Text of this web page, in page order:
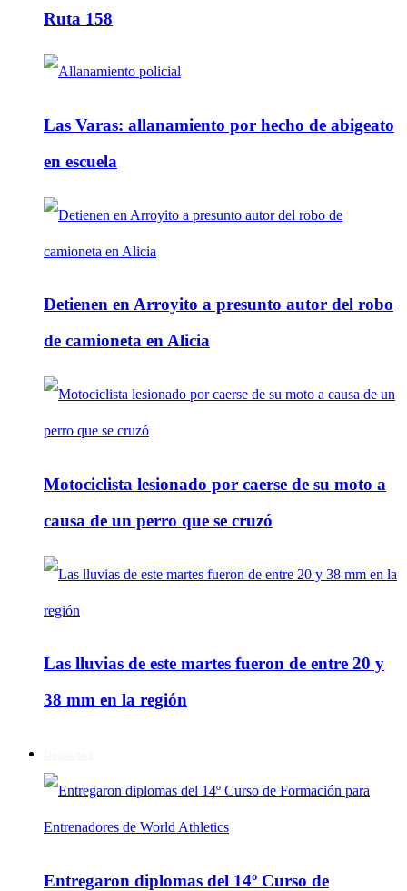
Ruta 158
Las Varas: allanamiento por hecho de abigeato
en escuela
Detienen en Arroyito a presunto autor del robo
de camioneta en Alicia
Motociclista lesionado por caerse de su moto a
causa de un perro que se cruzó
Las lluvias de este martes fueron de entre 20 y
38 mm en la región
Entregaron diplomas del 14º Curso de